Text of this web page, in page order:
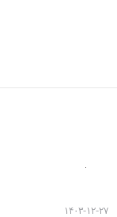
۱۴۰۳-۱۲-۲۷